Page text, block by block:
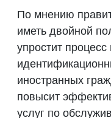
По мнению
иметь двойной
упростит
иностранных
повысит
услуг по